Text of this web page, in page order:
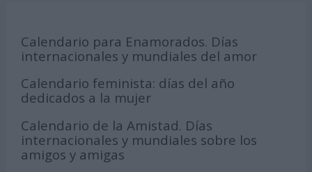
Calendario para Enamorados. Días
internacionales y mundiales del amor
Calendario feminista: días del año
dedicados a la mujer
Calendario de la Amistad. Días
internacionales y mundiales sobre los
amigos y amigas